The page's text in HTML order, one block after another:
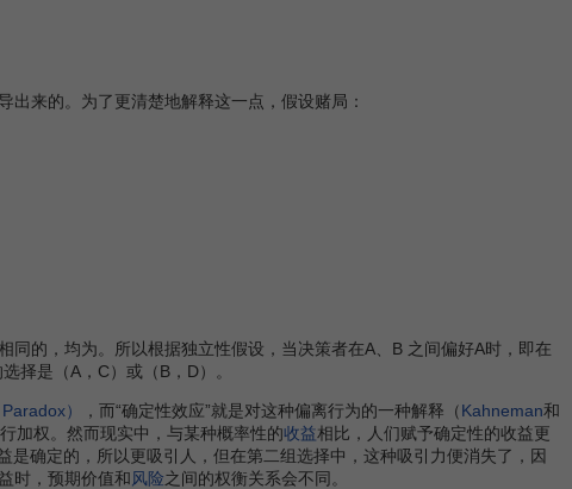
来的。为了更清楚地解释这一点，假设赌局：
的，均为。所以根据独立性假设，当决策者在A、B 之间偏好A时，即在
择是（A，C）或（B，D）。
） ，而“确定性效应”就是对这种偏离行为的一种解释（Kahneman和
加权。然而现实中，与某种概率性的收益相比，人们赋予确定性的收益更
确定的，所以更吸引人，但在第二组选择中，这种吸引力便消失了，因
时，预期价值和 风险之间的权衡关系会不同。